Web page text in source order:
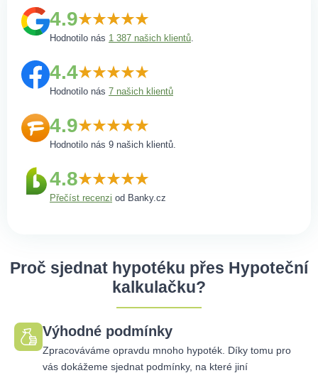
4.9
Hodnotilo nás 1 387 našich klientů.
4.4
Hodnotilo nás 7 našich klientů
4.9
Hodnotilo nás 9 našich klientů.
4.8
Přečíst recenzi od Banky.cz
Proč sjednat hypotéku přes Hypoteční
kalkulačku?
Výhodné podmínky
Zpracováváme opravdu mnoho hypoték. Díky tomu pro
vás dokážeme sjednat podmínky, na které jiní